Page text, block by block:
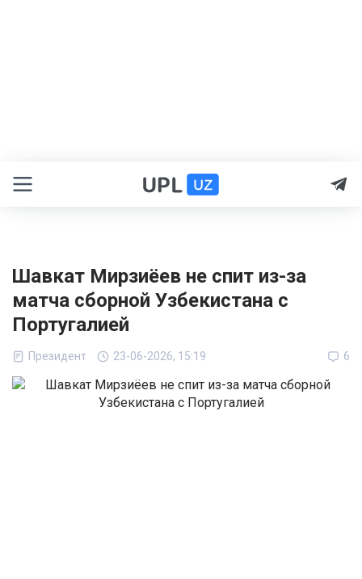
Шавкат Мирзиёев не спит из-за
матча сборной Узбекистана с
Португалией
Президент 23-06-2026, 15:19 6